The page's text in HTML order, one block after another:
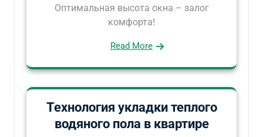
Оптимальная высота окна – залог
комфорта!
Read More
Технология укладки теплого
водяного пола в квартире